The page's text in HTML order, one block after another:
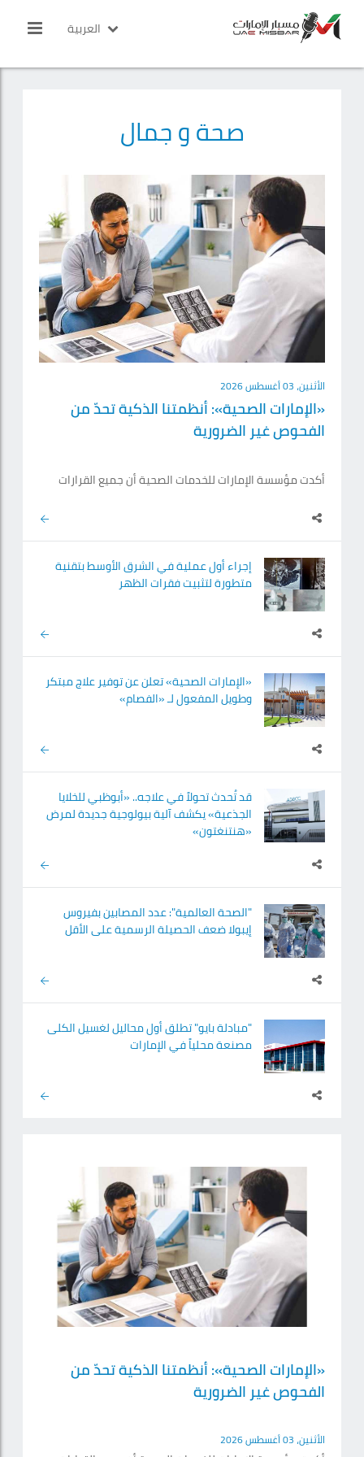
العربية
صحة و جمال
الأثنين، 03 أغسطس 2026
«الإمارات الصحية»: أنظمتنا الذكية تحدّ من
الفحوص غير الضرورية
أكدت مؤسسة الإمارات للخدمات الصحية أن جميع القرارات
منظومة حوكمة سريرية متكاملة، وإجراءات وسياسات طبية
السريرية الفعلية، إلى جانب مسارات علاجية وأنظمة إلكترونية
ذكية تدعم الممارسين الصحيين، لضمان أن تكون طلبات
الفحوص نابعة من الحاجة الطبية الفعلية لكل مريض. وأضافت
لـ«الإمارات اليوم»، رداً على استفسارات مراجعين من.
إجراء أول عملية في الشرق الأوسط بتقنية
متطورة لتثبيت فقرات الظهر
«الإمارات الصحية» تعلن عن توفير علاج مبتكر
وطويل المفعول لـ «الفصام»
قد تُحدث تحولاً في علاجه.. «أبوظبي للخلايا
الجذعية» يكشف آلية بيولوجية جديدة لمرض
«هنتنغتون»
"الصحة العالمية": عدد المصابين بفيروس
إيبولا ضعف الحصيلة الرسمية على الأقل
"مبادلة بايو" تطلق أول محاليل لغسيل الكلى
مصنعة محلياً في الإمارات
«الإمارات الصحية»: أنظمتنا الذكية تحدّ من
الفحوص غير الضرورية
الأثنين، 03 أغسطس 2026